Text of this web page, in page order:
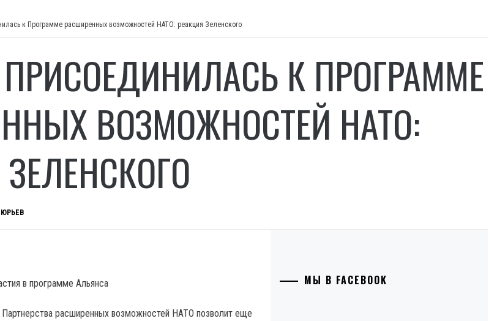
к Программе расширенных возможностей НАТО: реакция Зеленского
К ПРОГРАММЕ
ВОЗМОЖНОСТЕЙ НАТО:
ЮРЬЕВ
в программе Альянса
расширенных возможностей НАТО позволит еще
МЫ В FACEBOOK